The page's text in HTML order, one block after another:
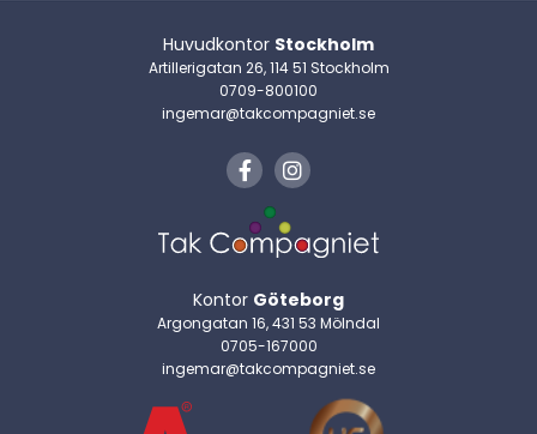
Huvudkontor Stockholm
Artillerigatan 26, 114 51 Stockholm
0709-800100
ingemar@takcompagniet.se
Kontor Göteborg
Argongatan 16, 431 53 Mölndal
0705-167000
ingemar@takcompagniet.se